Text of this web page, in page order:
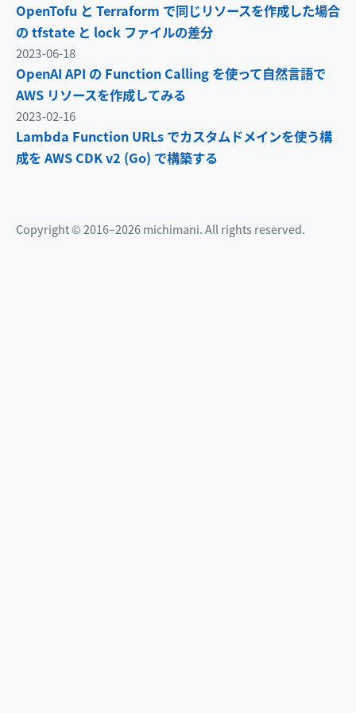
OpenTofu と Terraform で同じリソースを作成した場合
の tfstate と lock ファイルの差分
2023-06-18
OpenAI API の Function Calling を使って自然言語で
AWS リソースを作成してみる
2023-02-16
Lambda Function URLs でカスタムドメインを使う構
成を AWS CDK v2 (Go) で構築する
Copyright © 2016–2026 michimani. All rights reserved.